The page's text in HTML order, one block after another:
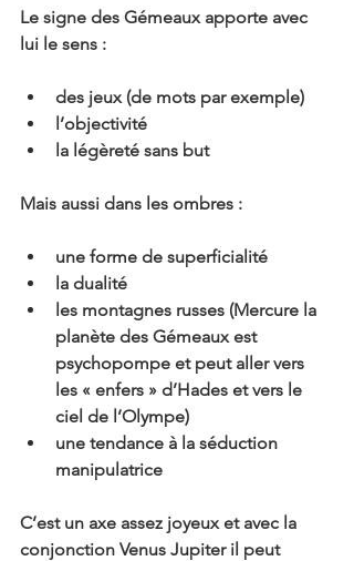
Le signe des Gémeaux apporte avec
lui le sens :
des jeux (de mots par exemple)
l’objectivité
la légèreté sans but
Mais aussi dans les ombres :
une forme de superficialité
la dualité
les montagnes russes (Mercure la
planète des Gémeaux est
psychopompe et peut aller vers
les « enfers » d’Hades et vers le
ciel de l’Olympe)
une tendance à la séduction
manipulatrice
C’est un axe assez joyeux et avec la
conjonction Venus Jupiter il peut